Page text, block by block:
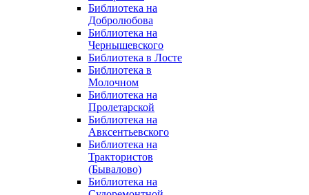
Библиотека на
Добролюбова
Библиотека на
Чернышевского
Библиотека в Лосте
Библиотека в
Молочном
Библиотека на
Пролетарской
Библиотека на
Авксентьевского
Библиотека на
Трактористов
(Бывалово)
Библиотека на